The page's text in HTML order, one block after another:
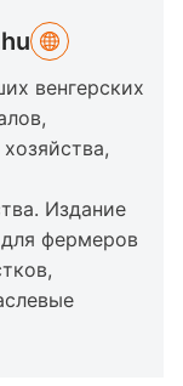
венгерских
Издание
фермеров